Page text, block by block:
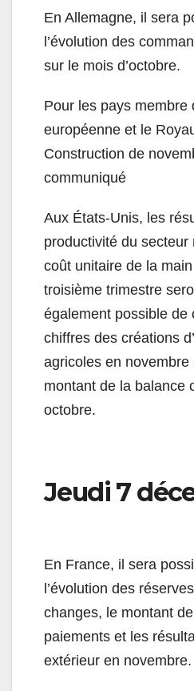
En Allemagne, il sera
l’évolution des
sur le mois d’octobre.
Pour les pays membre
européenne et le
Construction de
communiqué
Aux États-Unis, les
productivité du secteur
coût unitaire de la
troisième trimestre
également possible de
chiffres des créations
agricoles en novembre
montant de la balance
octobre.
Jeudi 7
En France, il sera
l’évolution des
changes, le montant
paiements et les
extérieur en novembre.